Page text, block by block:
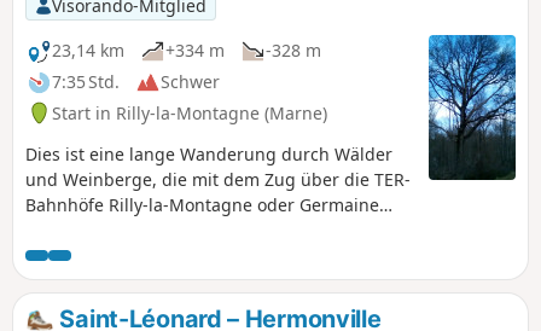
Visorando-Mitglied
23,14 km
+334 m
-328 m
7:35 Std.
Schwer
Start in Rilly-la-Montagne (Marne)
Dies ist eine lange Wanderung durch Wälder
und Weinberge, die mit dem Zug über die TER-
Bahnhöfe Rilly-la-Montagne oder Germaine
18 km verkürzt werden, indem man den
Abschnitt Rilly-la-Montagne – Germaine mit
dem Zug zurücklegt. Das Hauptinteresse gilt
Saint-Léonard – Hermonville